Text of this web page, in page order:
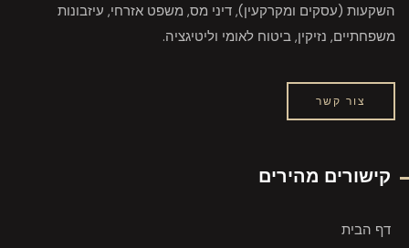
השקעות (עסקים ומקרקעין), דיני מס, משפט אזרחי, עיזבונות
משפחתיים, נזיקין, ביטוח לאומי וליטיגציה.
צור קשר
קישורים מהירים
דף הבית